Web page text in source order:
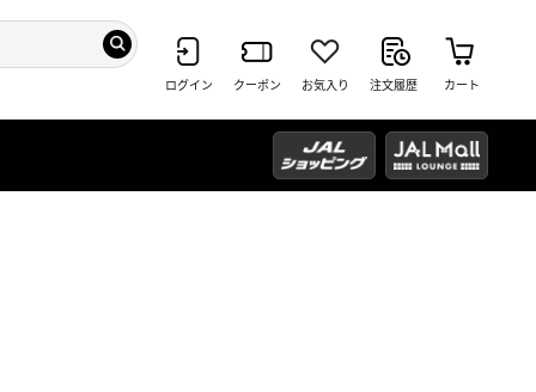
ログイン クーポン お気入り 注文履歴 カート